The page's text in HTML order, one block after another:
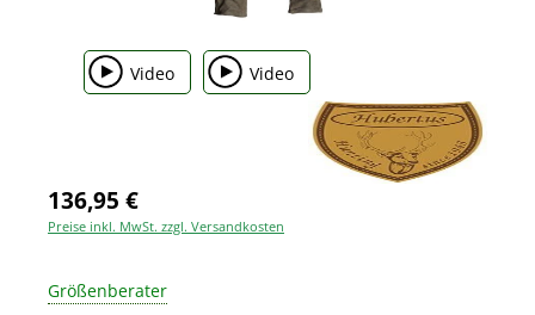
Video Video
136,95 €
Preise inkl. MwSt. zzgl. Versandkosten
Größenberater